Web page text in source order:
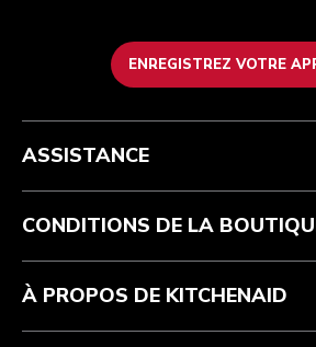
ENREGISTREZ VOTRE
Health Check
Suivez votre commande
Garantie et documents
Recupel
Conditions générales de vente
Retours et remboursements
Imprint
ODR
La marque
Trouver une boutique
ASSISTANCE
CONDITIONS DE LA
À PROPOS DE KITCHENAID